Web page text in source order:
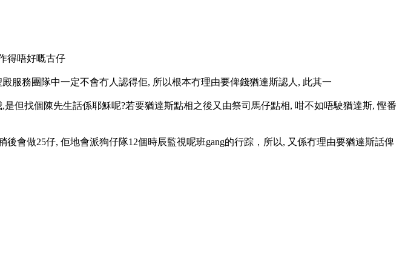
得唔好嘅古仔
服務團隊中一定不會冇人認得佢, 所以根本冇理由要俾錢猶達斯認人, 此其一
但找個陳先生話係耶穌呢?若要猶達斯點相之後又由祭司馬仔點相, 咁不如唔駛猶達斯, 慳番
會做25仔, 佢地會派狗仔隊12個時辰監視呢班gang的行踪，所以, 又係冇理由要猶達斯話俾